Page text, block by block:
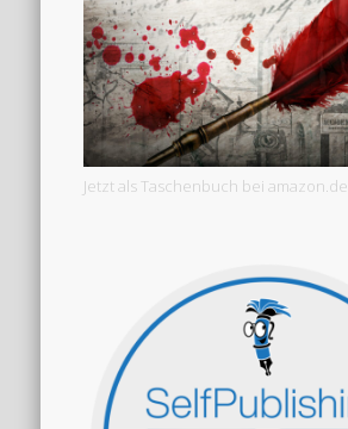
Jetzt als Taschenbuch bei amazon.de